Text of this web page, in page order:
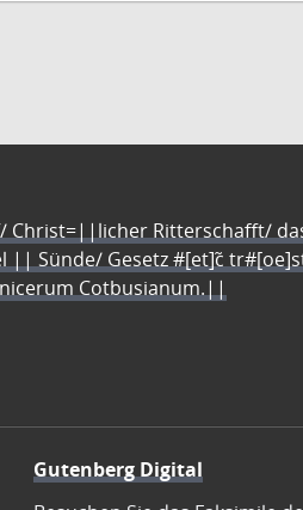
Christ=||licher Ritterschafft/
Sünde/ Gesetz #[et]c̃
Cotbusianum.||
Gutenberg Digital